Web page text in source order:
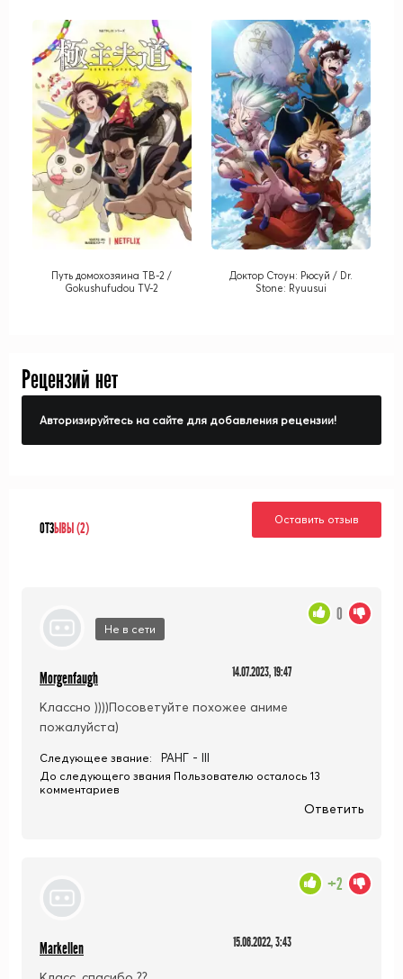
Путь домохозяина ТВ-2 /
Gokushufudou TV-2
Доктор Стоун: Рюсуй / Dr.
Stone: Ryuusui
Рецензий нет
Авторизируйтесь на сайте для добавления рецензии!
ОТЗЫВЫ (2)
Оставить отзыв
Не в сети
Morgenfaugh 14.07.2023, 19:47
Классно ))))Посоветуйте похожее аниме
пожалуйста)
0
Следующее звание: РАНГ - III
До следующего звания Пользователю осталось 13
комментариев
Ответить
Markellen 15.06.2022, 3:43
+2